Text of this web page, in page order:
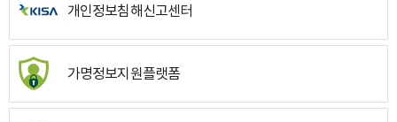
개인정보침해신고센터
가명정보지원플랫폼